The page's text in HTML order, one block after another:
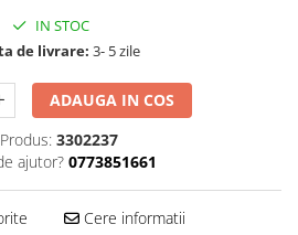
caldura
IN STOC
de livrare: 3- 5 zile
ADAUGA IN COS
3302237
ajutor? 0773851661
Cere informatii